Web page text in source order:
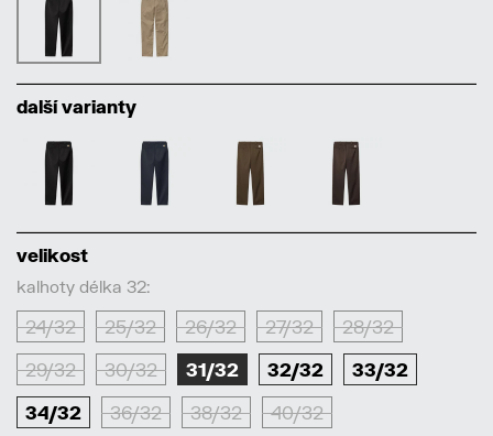
další varianty
velikost
kalhoty délka 32:
24/32 25/32 26/32 27/32 28/32
29/32 30/32 31/32 32/32 33/32
34/32 36/32 38/32 40/32